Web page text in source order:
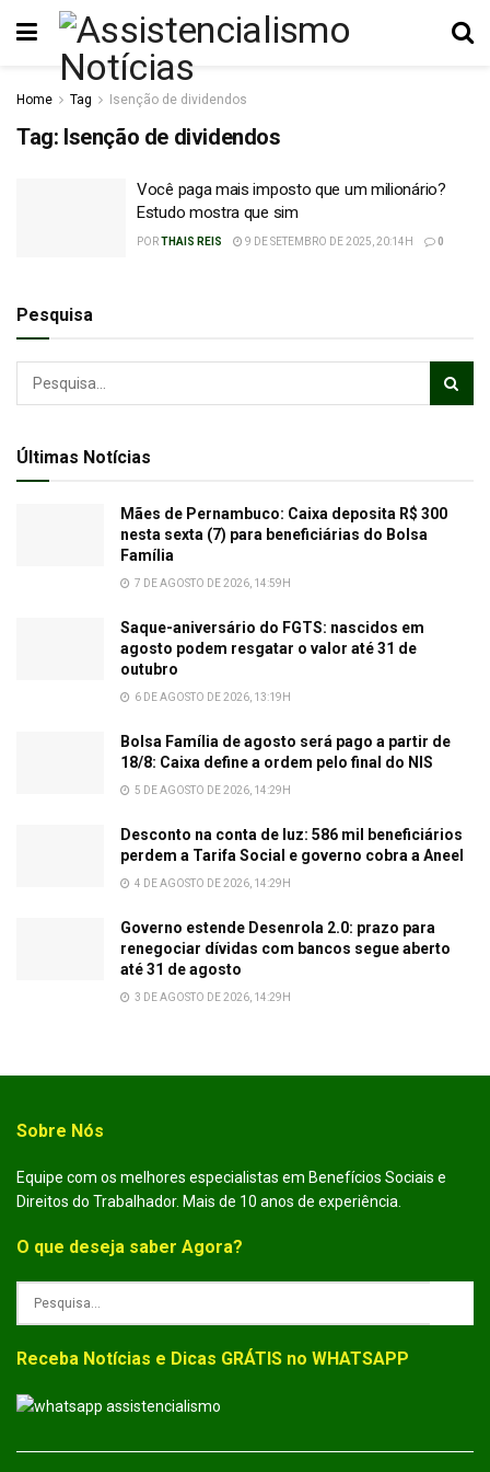
Home Tag Isenção de dividendos
Tag: Isenção de dividendos
Você paga mais imposto que um milionário?
Estudo mostra que sim
PORTHAIS REIS 9 DE SETEMBRO DE 2025, 20:14H 0
Pesquisa
Últimas Notícias
Mães de Pernambuco: Caixa deposita R$ 300
nesta sexta (7) para beneficiárias do Bolsa
Família
7 DE AGOSTO DE 2026, 14:59H
Saque-aniversário do FGTS: nascidos em
agosto podem resgatar o valor até 31 de
outubro
6 DE AGOSTO DE 2026, 13:19H
Bolsa Família de agosto será pago a partir de
18/8: Caixa define a ordem pelo final do NIS
5 DE AGOSTO DE 2026, 14:29H
Desconto na conta de luz: 586 mil beneficiários
perdem a Tarifa Social e governo cobra a Aneel
4 DE AGOSTO DE 2026, 14:29H
Governo estende Desenrola 2.0: prazo para
renegociar dívidas com bancos segue aberto
até 31 de agosto
3 DE AGOSTO DE 2026, 14:29H
Sobre Nós
Equipe com os melhores especialistas em Benefícios Sociais e
Direitos do Trabalhador. Mais de 10 anos de experiência.
O que deseja saber Agora?
Receba Notícias e Dicas GRÁTIS no WHATSAPP